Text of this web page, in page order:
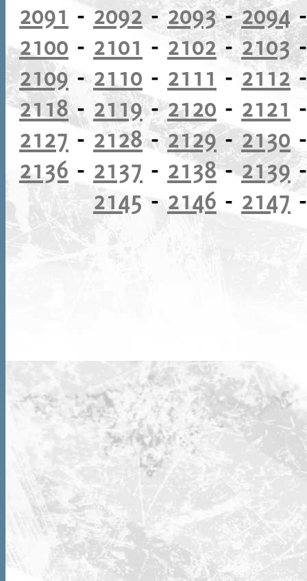
2091 -2092 -2093-2094
2100 - 2101 - 2102-2103
2109- 2110 - 2111 - 2112
2118- 2119-2120 - 2121
2127 - 2128-2129-2130
2136 - 2137 - 2138-2139
2145 - 2146 - 2147